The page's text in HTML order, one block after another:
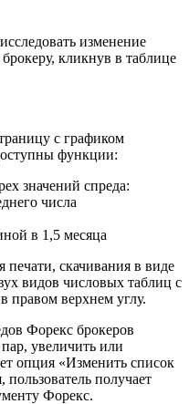
изменение
кликнув в таблице
с графиком
функции:
значений спреда:
числа
в 1,5 месяца
печати, скачивания в виде
видов числовых таблиц с
верхнем углу.
Форекс брокеров
увеличить или
опция «Изменить список
получает
Форекс.